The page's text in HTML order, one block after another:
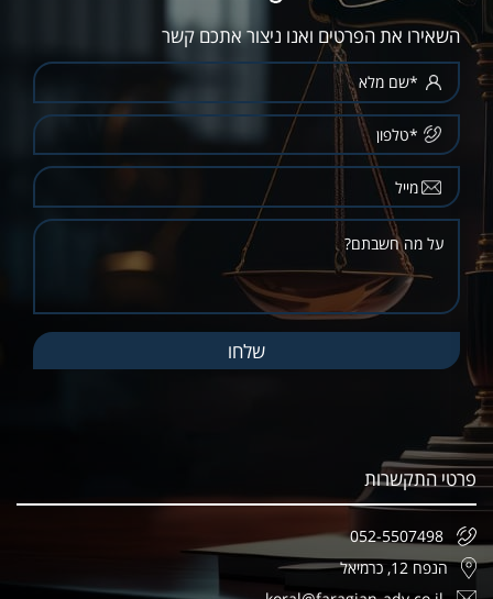
השאירו את הפרטים ואנו ניצור אתכם קשר
פרטי התקשרות
052-5507498
הנפח 12, כרמיאל